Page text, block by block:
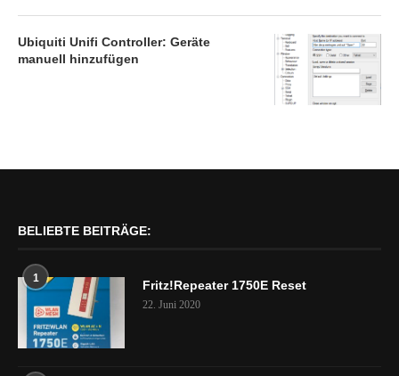
Ubiquiti Unifi Controller: Geräte
manuell hinzufügen
BELIEBTE BEITRÄGE:
1 Fritz!Repeater 1750E Reset
22. Juni 2020